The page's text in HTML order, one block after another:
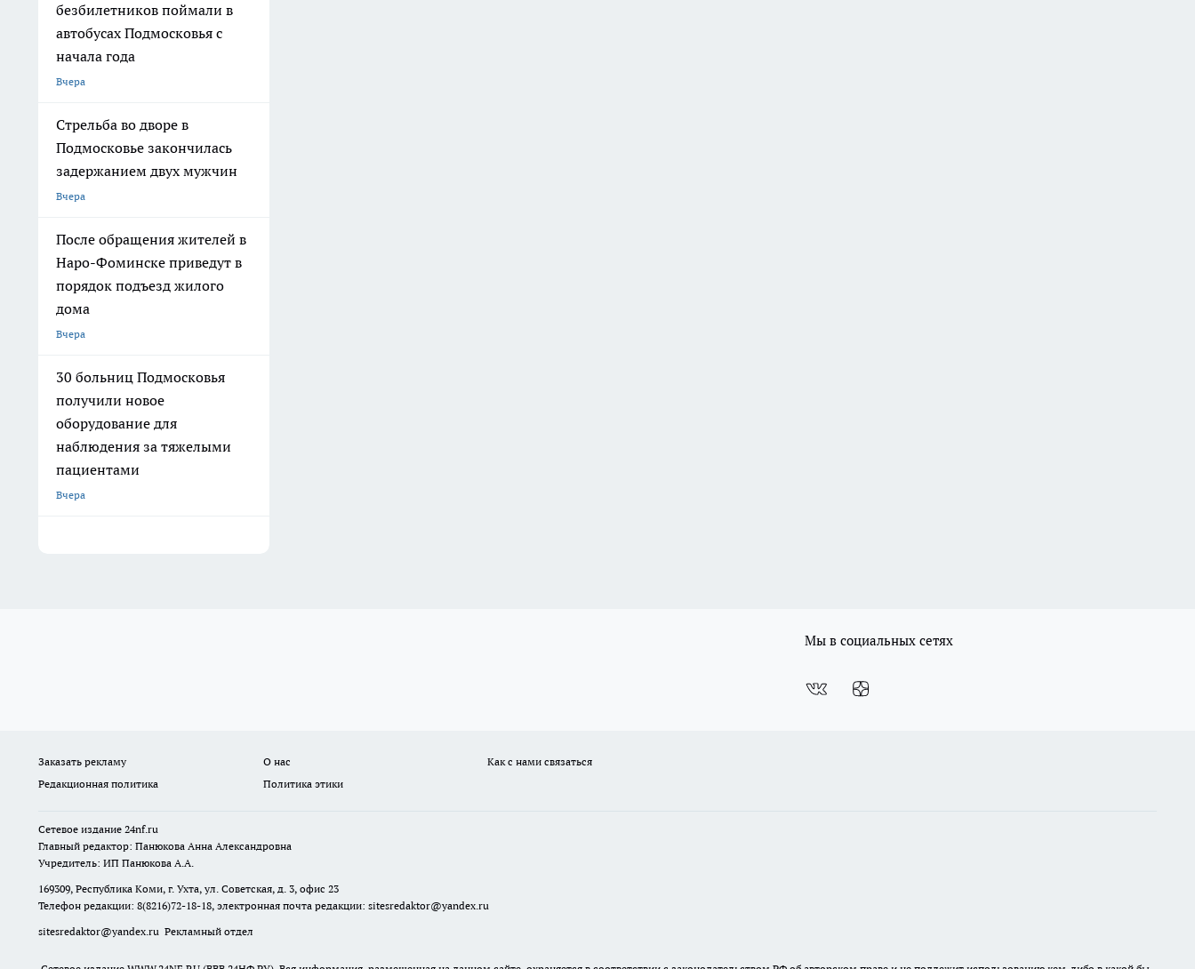
безбилетников поймали в
автобусах Подмосковья с
начала года
Вчера
Стрельба во дворе в
Подмосковье закончилась
задержанием двух мужчин
Вчера
После обращения жителей в
Наро-Фоминске приведут в
порядок подъезд жилого
дома
Вчера
30 больниц Подмосковья
получили новое
оборудование для
наблюдения за тяжелыми
пациентами
Вчера
Мы в социальных сетях
Заказать рекламу О нас
Как с нами связаться
Редакционная политика
Политика этики
Сетевое издание 24nf.ru
Главный редактор: Панюкова Анна Александровна
Учредитель: ИП Панюкова А.А.
169309, Республика Коми, г. Ухта, ул. Советская, д. 3, офис 23
Телефон редакции: 8(8216)72-18-18, электронная почта редакции: sitesredaktor@yandex.ru
sitesredaktor@yandex.ru Рекламный отдел